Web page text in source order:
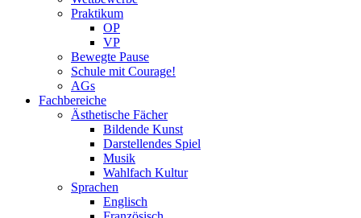
Praktikum
OP
VP
Bewegte Pause
Schule mit Courage!
AGs
Fachbereiche
Ästhetische Fächer
Bildende Kunst
Darstellendes Spiel
Musik
Wahlfach Kultur
Sprachen
Englisch